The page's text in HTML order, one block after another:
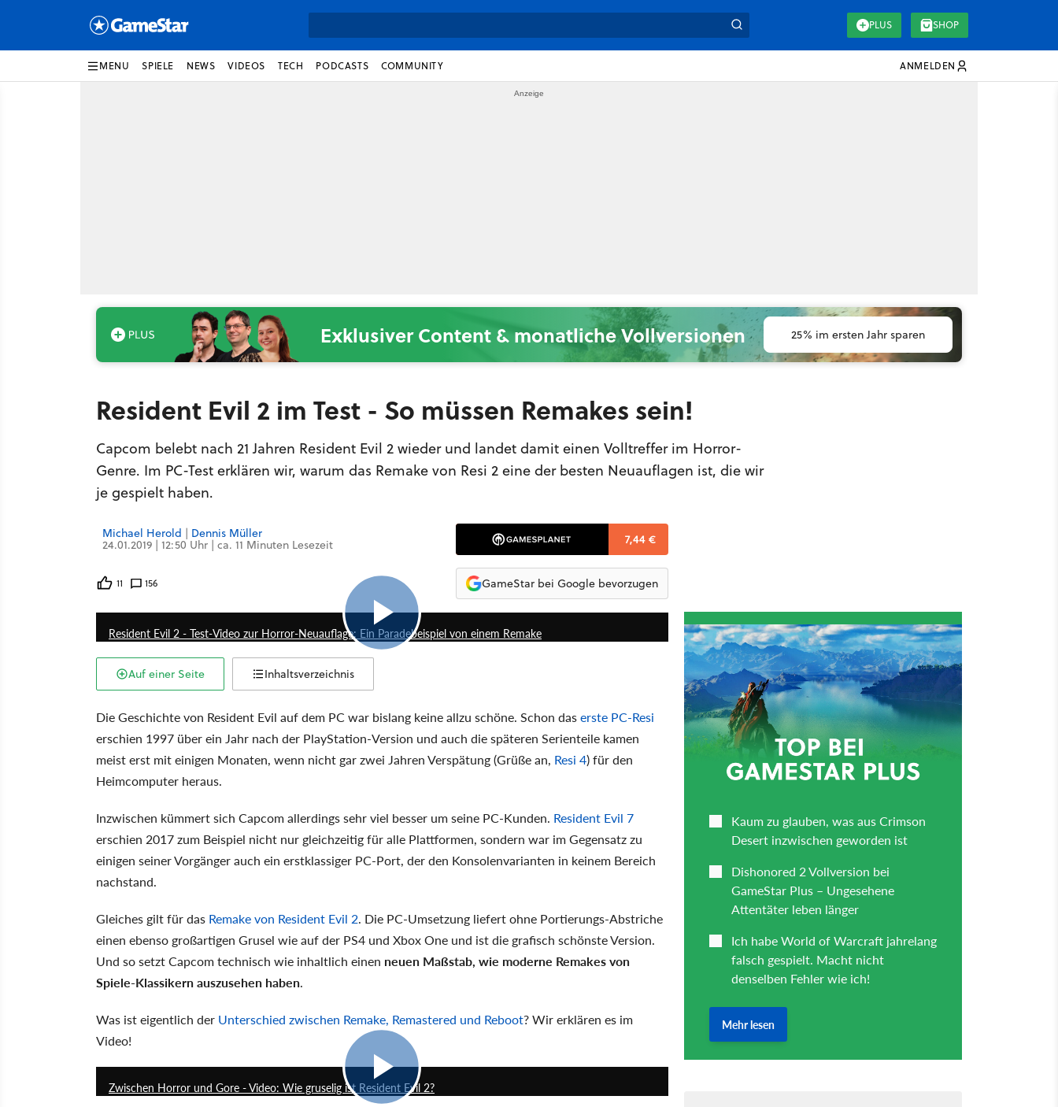
PLUS SHOP
MENU SPIELE NEWS VIDEOS TECH PODCASTS COMMUNITY ANMELDEN
Exklusiver Content & monatliche Vollversionen 25% im ersten Jahr sparen
Resident Evil 2 im Test - So müssen Remakes sein!
Capcom belebt nach 21 Jahren Resident Evil 2 wieder und landet damit einen Volltreffer im Horror-
Genre. Im PC-Test erklären wir, warum das Remake von Resi 2 eine der besten Neuauflagen ist, die wir
je gespielt haben.
Michael Herold | Dennis Müller
24.01.2019 | 12:50 Uhr | ca. 11 Minuten Lesezeit
11 156
7,44 €
GameStar bei Google bevorzugen
6:53
Resident Evil 2 - Test-Video zur Horror-Neuauflage: Ein Paradebeispiel von einem Remake
Auf einer Seite Inhaltsverzeichnis
Die Geschichte von Resident Evil auf dem PC war bislang keine allzu schöne. Schon daserste PC-Resi
erschien 1997 über ein Jahr nach der PlayStation-Version und auch die späteren Serienteile kamen
meist erst mit einigen Monaten, wenn nicht gar zwei Jahren Verspätung (Grüße an, Resi 4) für den
Heimcomputer heraus.
Inzwischen kümmert sich Capcom allerdings sehr viel besser um seine PC-Kunden. Resident Evil 7
erschien 2017 zum Beispiel nicht nur gleichzeitig für alle Plattformen, sondern war im Gegensatz zu
einigen seiner Vorgänger auch ein erstklassiger PC-Port, der den Konsolenvarianten in keinem Bereich
nachstand.
Gleiches gilt für das Remake von Resident Evil 2. Die PC-Umsetzung liefert ohne Portierungs-Abstriche
einen ebenso großartigen Grusel wie auf der PS4 und Xbox One und ist die grafisch schönste Version.
Und so setzt Capcom technisch wie inhaltlich einen neuen Maßstab, wie moderne Remakes von
Spiele-Klassikern auszusehen haben.
Was ist eigentlich der Unterschied zwischen Remake, Remastered und Reboot? Wir erklären es im
Video!
Zwischen Horror und Gore - Video: Wie gruselig ist Resident Evil 2?